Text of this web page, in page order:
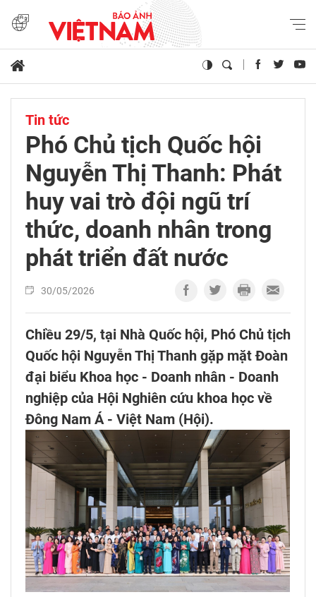
Tin tức
Phó Chủ tịch Quốc hội
Nguyễn Thị Thanh: Phát
huy vai trò đội ngũ trí
thức, doanh nhân trong
phát triển đất nước
30/05/2026
Chiều 29/5, tại Nhà Quốc hội, Phó Chủ tịch
Quốc hội Nguyễn Thị Thanh gặp mặt Đoàn
đại biểu Khoa học - Doanh nhân - Doanh
nghiệp của Hội Nghiên cứu khoa học về
Đông Nam Á - Việt Nam (Hội).